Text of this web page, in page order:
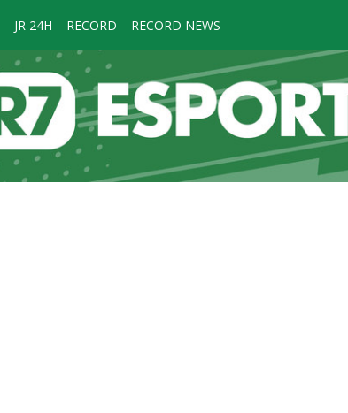
JR 24H RECORD RECORD NEWS